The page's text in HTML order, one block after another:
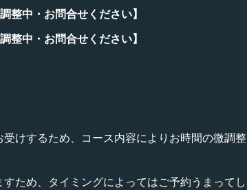
中・お問合せください】
中・お問合せください】
けするため、コース内容によりお時間の微調
ため、タイミングによってはご予約うまって